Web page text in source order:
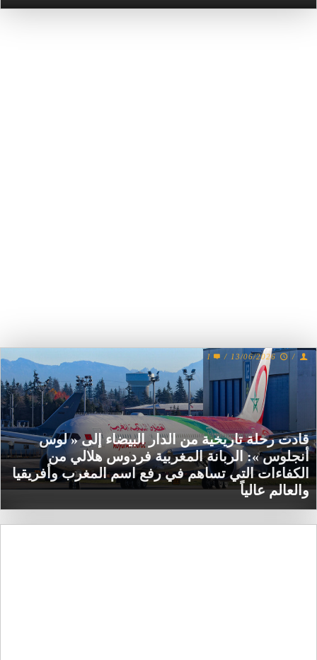
قادت رحلة تاريخية من الدار البيضاء إلى « لوس
أنجلوس »: الربانة المغربية فردوس هلالي من
الكفاءات التي تساهم في رفع اسم المغرب وأفريقيا
والعالم عالياً
/
13/06/2026
/
1